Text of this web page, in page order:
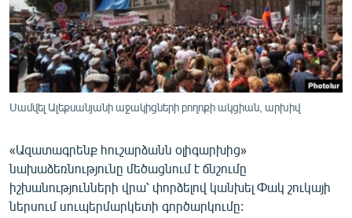
ՄՇԱԿՈՒՅԹ
ՍՊՈՐՏ
ՄԵԿՆԱԲԱՆՈՒԹՅՈՒՆ
ՏՏ ԵՒ ԻՆՏԵՐՆԵՏ
ԱՐԽԻՎ
ՏԵՍԱՆՅՈՒԹԵՐ
ԲԱՆԱՎԵՃ
Սամվել Ալեքսանյանի աջակիցների բողոքի ակցիան, արխիվ
«Ազատագրենք հուշարձանն օլիգարխից»
նախաձեռնությունը մեծացնում է ճնշումը
իշխանությունների վրա՝ փորձելով կանխել Փակ շուկայի
ներսում սուպերմարկետի գործարկումը: